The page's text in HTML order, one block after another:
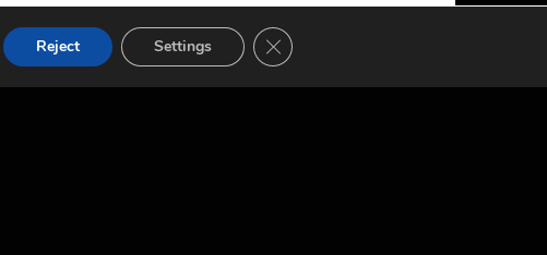
Reject Settings GDPR COOKIE-BANNER SCHLIESSEN